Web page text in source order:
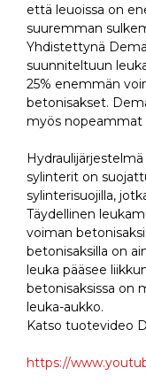
että leuoissa on
suuremman
Yhdistettynä
suunniteltuun
25% enemmän
betonisakset.
myös nopeammat
sylinterit on
sylinterisuojilla,
Täydellinen
voiman
betonisaksilla on
leuka pääsee
betonisaksissa on
leuka-aukko.
Katso tuotevideo
https://